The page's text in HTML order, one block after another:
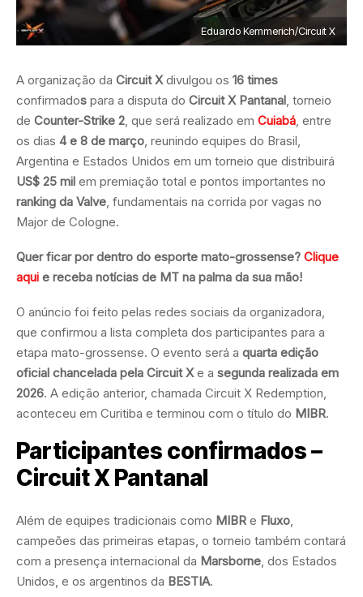
Eduardo Kemmerich/Circuit X
A organização da Circuit Xdivulgou os 16 times
confirmados para a disputa do Circuit X Pantanal , torneio
de Counter-Strike 2 , que será realizado em Cuiabá , entre
os dias 4 e 8 de março , reunindo equipes do Brasil,
Argentina e Estados Unidos em um torneio que distribuirá
US$ 25 mil em premiação total e pontos importantes no
ranking da Valve , fundamentais na corrida por vagas no
Major de Cologne.
Quer ficar por dentro do esporte mato-grossense? Clique
aqui e receba notícias de MT na palma da sua mão!
O anúncio foi feito pelas redes sociais da organizadora,
que confirmou a lista completa dos participantes para a
etapa mato-grossense. O evento será a quarta edição
oficial chancelada pela Circuit Xe a segunda realizada em
2026. A edição anterior, chamada Circuit X Redemption,
aconteceu em Curitiba e terminou com o título do MIBR.
Participantes confirmados –
Circuit X Pantanal
Além de equipes tradicionais como MIBR e Fluxo
campeões das primeiras etapas, o torneio também contará
com a presença internacional da Marsborne , dos Estados
Unidos, e os argentinos da BESTIA.